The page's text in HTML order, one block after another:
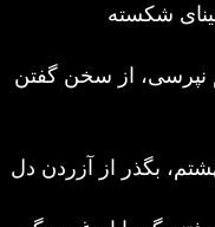
شکسته
نپرسی، از سخن گفتن
بگذر از آزردن دل